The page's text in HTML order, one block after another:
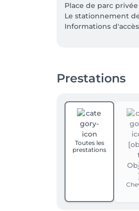
Place de parc
Le stationnement
Informations
Prestations
Toutes les
prestations